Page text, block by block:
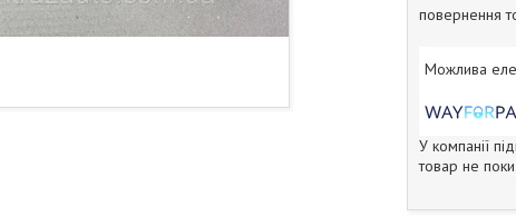
повернення
У компанії
товар не